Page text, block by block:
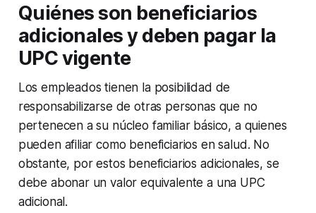
Quiénes son beneficiarios
adicionales y deben pagar la
UPC vigente
Los empleados tienen la posibilidad de
responsabilizarse de otras personas que no
pertenecen a su núcleo familiar básico, a quienes
pueden afiliar como beneficiarios en salud. No
obstante, por estos beneficiarios adicionales, se
debe abonar un valor equivalente a una UPC
adicional.